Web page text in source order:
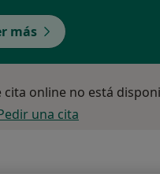
más
cita online no está
una cita